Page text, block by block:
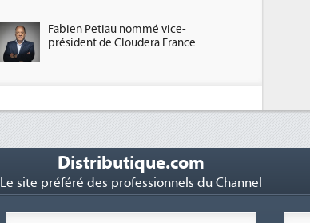
Fabien Petiau nommé vice-
président de Cloudera France
Distributique.com
Le site préféré des professionnels du Channel